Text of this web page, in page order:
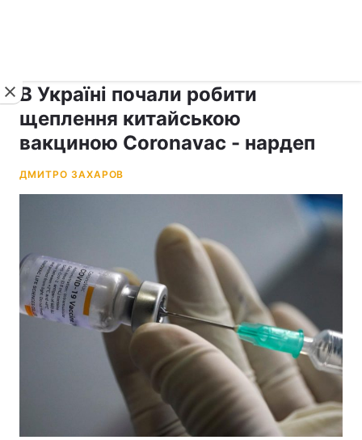
В Україні почали робити
щеплення китайською
вакциною Coronavac - нардеп
ДМИТРО ЗАХАРОВ